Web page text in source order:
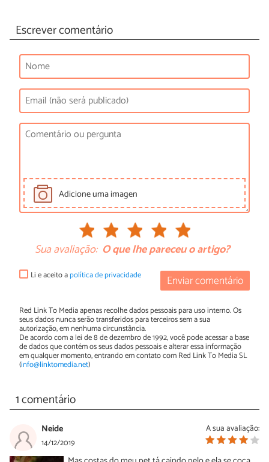
Escrever comentário
Adicione uma imagen
Sua avaliação: O que lhe pareceu o artigo?
Enviar comentário
Li e aceito apolítica de privacidade
Red Link To Media apenas recolhe dados pessoais para uso interno. Os
seus dados nunca serão transferidos para terceiros sem a sua
autorização, em nenhuma circunstância.
De acordo com a lei de 8 de dezembro de 1992, você pode acessar a base
de dados que contém os seus dados pessoais e alterar essa informação
em qualquer momento, entrando em contato com Red Link To Media SL
(info@linktomedia.net)
1 comentário
A sua avaliação:
Neide
14/12/2019